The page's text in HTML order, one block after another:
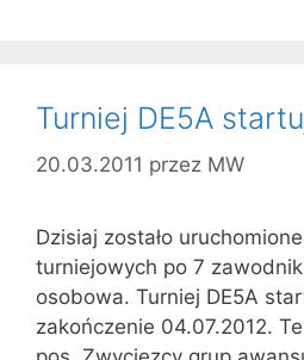
Turniej DE5A
20.03.2011 przez MW
Dzisiaj zostało
turniejowych po 7
osobowa. Turniej DE5A
zakończenie 04.07.2012.